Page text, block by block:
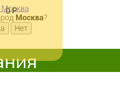
0Р
Москва
Москва?